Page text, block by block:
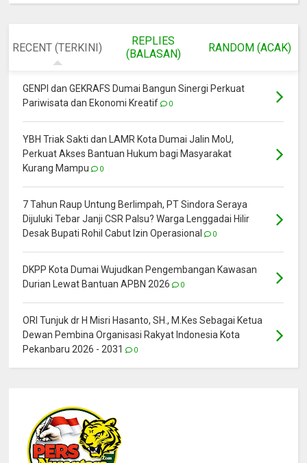
RECENT (TERKINI)
REPLIES
(BALASAN)
RANDOM (ACAK)
GENPI dan GEKRAFS Dumai Bangun Sinergi Perkuat
Pariwisata dan Ekonomi Kreatif
0
YBH Triak Sakti dan LAMR Kota Dumai Jalin MoU,
Perkuat Akses Bantuan Hukum bagi Masyarakat
Kurang Mampu
0
7 Tahun Raup Untung Berlimpah, PT Sindora Seraya
Dijuluki Tebar Janji CSR Palsu? Warga Lenggadai Hilir
Desak Bupati Rohil Cabut Izin Operasional
0
DKPP Kota Dumai Wujudkan Pengembangan Kawasan
Durian Lewat Bantuan APBN 2026
0
ORI Tunjuk dr H Misri Hasanto, SH., M.Kes Sebagai Ketua
Dewan Pembina Organisasi Rakyat Indonesia Kota
Pekanbaru 2026 - 2031
0